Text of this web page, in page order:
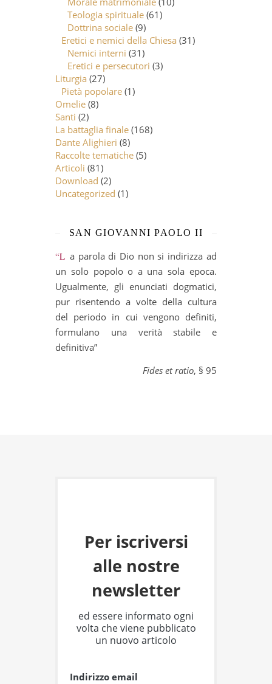
Teologia spirituale (61)
Dottrina sociale (9)
Eretici e nemici della Chiesa (31)
Nemici interni (31)
Eretici e persecutori (3)
Liturgia (27)
Pietà popolare (1)
Omelie (8)
Santi (2)
La battaglia finale (168)
Dante Alighieri (8)
Raccolte tematiche (5)
Articoli (81)
Download (2)
Uncategorized (1)
SAN GIOVANNI PAOLO II
“La parola di Dio non si indirizza ad
un solo popolo o a una sola epoca.
Ugualmente, gli enunciati dogmatici,
pur risentendo a volte della cultura
del periodo in cui vengono definiti,
formulano una verità stabile e
definitiva”
Fides et ratio, § 95
Per iscriversi
alle nostre
newsletter
ed essere informato ogni
volta che viene pubblicato
un nuovo articolo
Indirizzo email